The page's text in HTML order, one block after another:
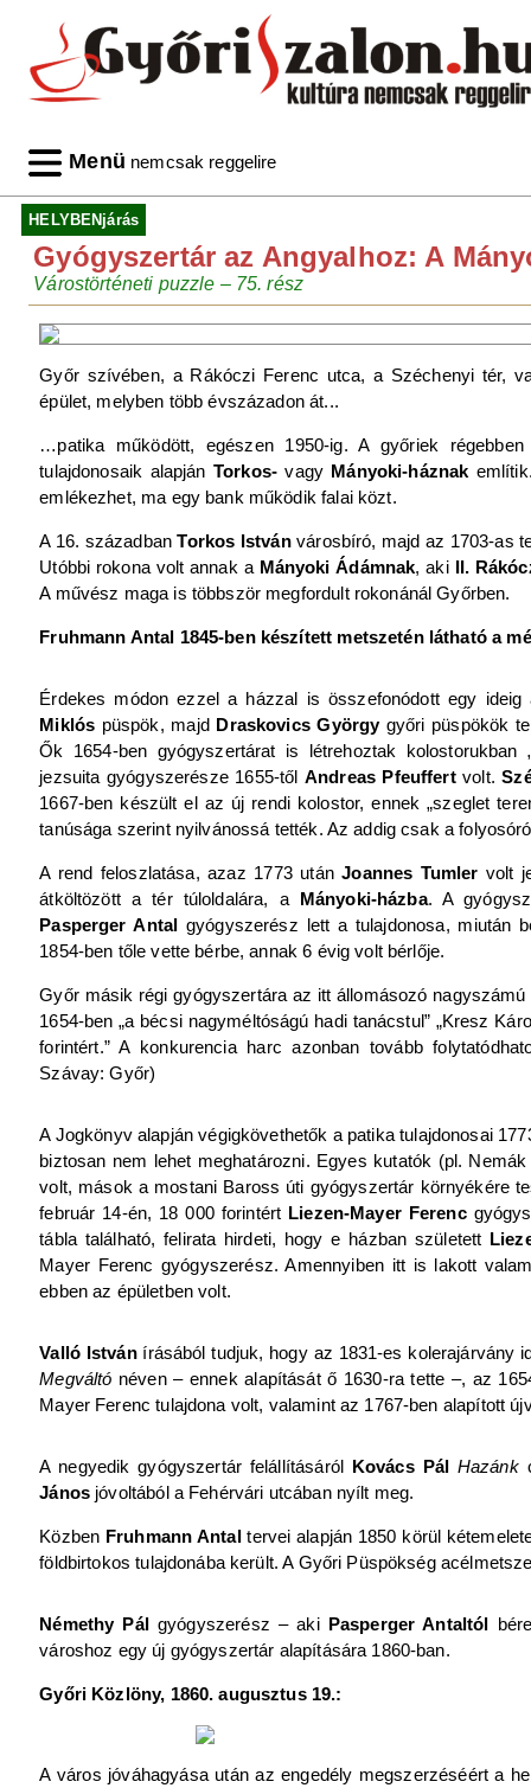
Menü nemcsak reggelire
HELYBENjárás
Gyógyszertár az Angyalhoz: A
Várostörténeti puzzle – 75. rész
Győr szívében, a Rákóczi Ferenc utca, a Széchenyi tér,
épület, melyben több évszázadon át...
…patika működött, egészen 1950-ig. A győriek
tulajdonosaik alapján Torkos- vagy Mányoki-háznak
emlékezhet, ma egy bank működik falai közt.
A 16. századbanTorkos Istvánvárosbíró, majd az 1703-as
Utóbbi rokona volt annak a Mányoki Ádámnak, aki II.
A művész maga is többször megfordult rokonánál Győrben.
Fruhmann Antal 1845-ben készített metszetén látható a
Érdekes módon ezzel a házzal is összefonódott egy
Miklós püspök, majd Draskovics Györgygyőri püspökök
Ők 1654-ben gyógyszertárat is létrehoztak kolostorukban
jezsuita gyógyszerésze 1655-től Andreas Pfeuffertvolt.
1667-ben készült el az új rendi kolostor, ennek „szeglet
tanúsága szerint nyilvánossá tették. Az addig csak a
A rend feloszlatása, azaz 1773 utánJoannes Tumler volt
átköltözött a tér túloldalára, a Mányoki-házba. A
Pasperger Antal gyógyszerész lett a tulajdonosa, miután
1854-ben tőle vette bérbe, annak 6 évig volt bérlője.
Győr másik régi gyógyszertára az itt állomásozó
1654-ben „a bécsi nagyméltóságú hadi tanácstul” „Kresz
forintért.” A konkurencia harc azonban tovább
Szávay: Győr)
A Jogkönyv alapján végigkövethetők a patika tulajdonosai
biztosan nem lehet meghatározni. Egyes kutatók (pl.
volt, mások a mostani Baross úti gyógyszertár környékére
február 14-én, 18 000 forintért Liezen-Mayer Ferenc
tábla található, felirata hirdeti, hogy e házban született
Mayer Ferenc gyógyszerész. Amennyiben itt is lakott
ebben az épületben volt.
Valló Istvánírásából tudjuk, hogy az 1831-es kolerajárvány
Megváltó néven – ennek alapítását ő 1630-ra tette –, az
Mayer Ferenc tulajdona volt, valamint az 1767-ben alapított
A negyedik gyógyszertár felállításáról Kovács Pál Hazánk
János jóvoltából a Fehérvári utcában nyílt meg.
Közben Fruhmann Antaltervei alapján 1850 körül
földbirtokos tulajdonába került. A Győri Püspökség
Némethy Pálgyógyszerész – aki Pasperger Antaltól
városhoz egy új gyógyszertár alapítására 1860-ban.
Győri Közlöny, 1860. augusztus 19.:
A város jóváhagyása után az engedély megszerzéséért a